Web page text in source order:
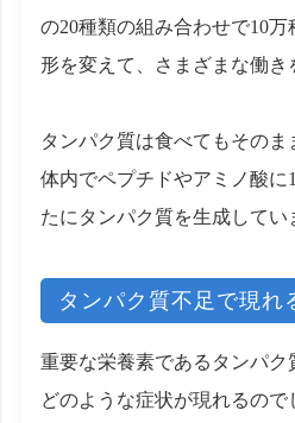
の20種類の組み合わせで10
形を変えて、さまざまな働き
タンパク質は食べてもそのま
体内でペプチドやアミノ酸
たにタンパク質を生成してい
タンパク質不足で現れ
重要な栄養素であるタンパク
どのような症状が現れるので